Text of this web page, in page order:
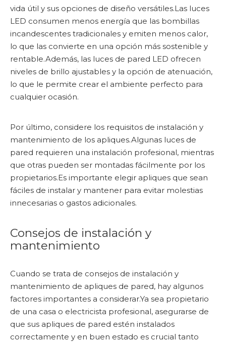
vida útil y sus opciones de diseño versátiles.Las luces
LED consumen menos energía que las bombillas
incandescentes tradicionales y emiten menos calor,
lo que las convierte en una opción más sostenible y
rentable.Además, las luces de pared LED ofrecen
niveles de brillo ajustables y la opción de atenuación,
lo que le permite crear el ambiente perfecto para
cualquier ocasión.
Por último, considere los requisitos de instalación y
mantenimiento de los apliques.Algunas luces de
pared requieren una instalación profesional, mientras
que otras pueden ser montadas fácilmente por los
propietarios.Es importante elegir apliques que sean
fáciles de instalar y mantener para evitar molestias
innecesarias o gastos adicionales.
Consejos de instalación y
mantenimiento
Cuando se trata de consejos de instalación y
mantenimiento de apliques de pared, hay algunos
factores importantes a considerar.Ya sea propietario
de una casa o electricista profesional, asegurarse de
que sus apliques de pared estén instalados
correctamente y en buen estado es crucial tanto